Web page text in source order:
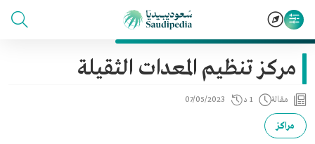
مركز تنظيم المعدات الثقيلة
مقالة 1 د 07/05/2023
مراكز